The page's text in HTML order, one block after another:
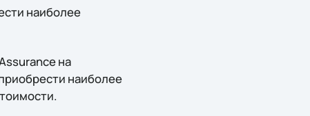
наиболее
на
наиболее